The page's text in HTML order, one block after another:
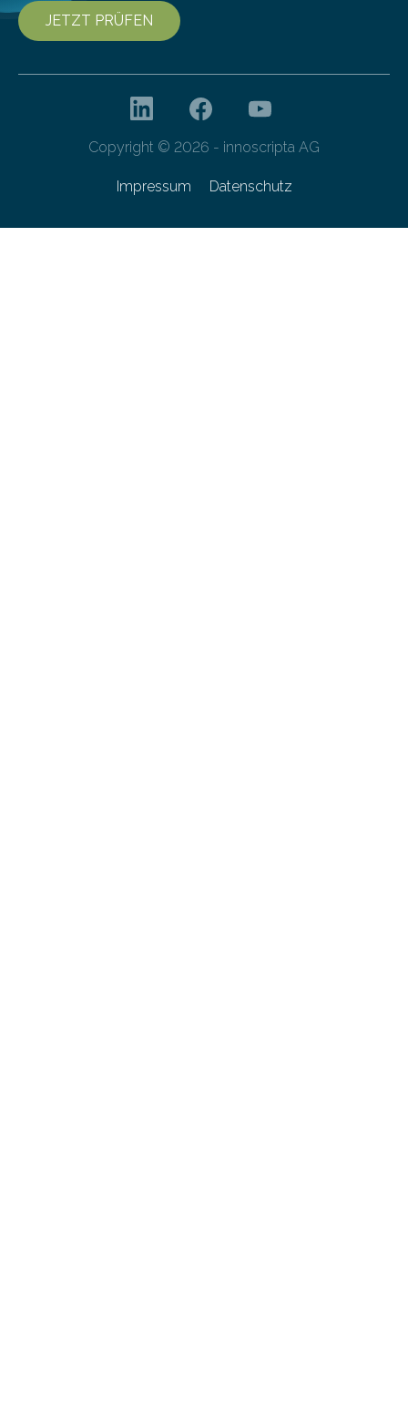
JETZT PRÜFEN
Copyright © 2026 - innoscripta AG
Impressum Datenschutz